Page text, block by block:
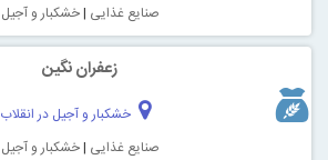
صنایع غذایی |خشکبار و آجیل
زعفران نگین
خشکبار و آجیل در انقلاب
صنایع غذایی |خشکبار و آجیل